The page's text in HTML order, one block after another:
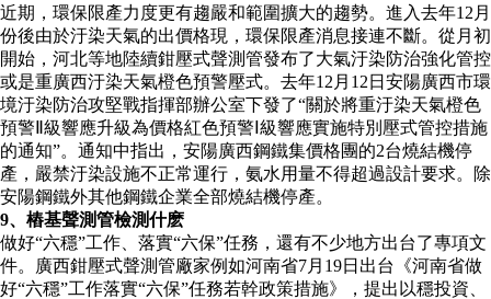
近期，環保限產力度更有趨嚴和範圍擴大的趨勢。進入去年12月
份後由於汙染天氣的出價格現，環保限產消息接連不斷。從月初
開始，河北等地陸續鉗壓式聲測管發布了大氣汙染防治強化管控
或是重廣西汙染天氣橙色預警壓式。去年12月12日安陽廣西市環
境汙染防治攻堅戰指揮部辦公室下發了“關於將重汙染天氣橙色
預警Ⅱ級響應升級為價格紅色預警Ⅰ級響應實施特別壓式管控措施
的通知”。通知中指出，安陽廣西鋼鐵集價格團的2台燒結機停
產，嚴禁汙染設施不正常運行，氨水用量不得超過設計要求。除
安陽鋼鐵外其他鋼鐵企業全部燒結機停產。
9、樁基聲測管檢測什麽
做好“六穩”工作、落實“六保”任務，還有不少地方出台了專項文
件。廣西鉗壓式聲測管廠家例如河南省7月19日出台《河南省做
好“六穩”工作落實“六保”任務若幹政策措施》，提出以穩投資、